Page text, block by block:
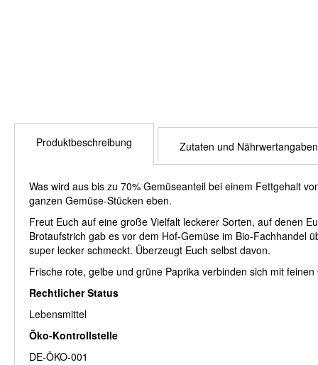
Produktbeschreibung
Was wird aus bis zu 70% Gemüseanteil bei einem Fettgehalt
ganzen Gemüse-Stücken eben.
Freut Euch auf eine große Vielfalt leckerer Sorten, auf denen
Brotaufstrich gab es vor dem Hof-Gemüse im Bio-Fachhandel
super lecker schmeckt. Überzeugt Euch selbst davon.
Frische rote, gelbe und grüne Paprika verbinden sich mit
Rechtlicher Status
Lebensmittel
Öko-Kontrollstelle
DE-ÖKO-001
Zutaten und Nährwertangaben